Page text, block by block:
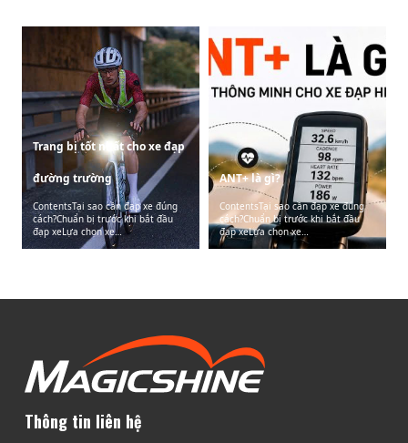
Trang bị tốt nhất cho xe đạp
đường trường
ContentsTại sao cần đạp xe đúng
cách?Chuẩn bị trước khi bắt đầu
đạp xeLựa chọn xe…
ANT+ là gì?
ContentsTại sao cần đạp xe đúng
cách?Chuẩn bị trước khi bắt đầu
đạp xeLựa chọn xe…
Thông tin liên hệ